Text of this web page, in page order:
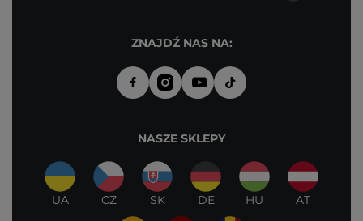
ZNAJDŹ NAS NA:
NASZE SKLEPY
UA CZ SK DE HU AT